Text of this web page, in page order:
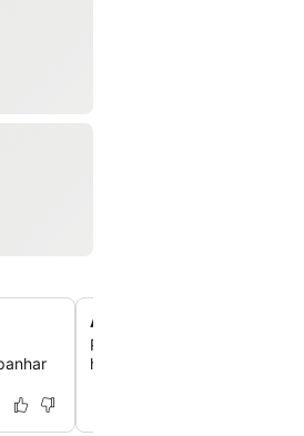
Atividades aquáticas no local
Participe de desportos
hotel, para opções de lazer